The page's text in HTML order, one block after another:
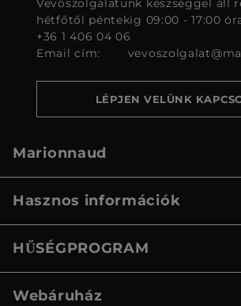
Vevőszolgálatunk készséggel áll
hétfőtől péntekig 09:00 - 17:00
+36 1 406 04 06
Email cím:
LÉPJEN VELÜNK
Marionnaud
Hasznos információk
HŰSÉGPROGRAM
Webáruház